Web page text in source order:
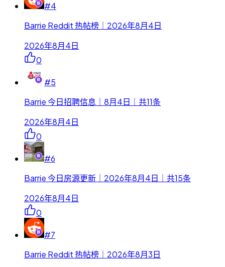
#4
Barrie Reddit 热帖榜｜2026年8月4日
2026年8月4日
0
#5
Barrie 今日招聘信息｜8月4日｜共11条
2026年8月4日
0
#6
Barrie 今日房源更新｜2026年8月4日｜共15条
2026年8月4日
0
#7
Barrie Reddit 热帖榜｜2026年8月3日